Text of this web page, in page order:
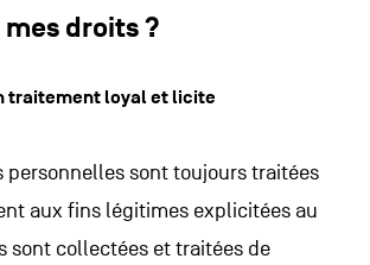
droits ?
traitement loyal et licite
personnelles sont toujours traitées
aux fins légitimes explicitées au
sont collectées et traitées de